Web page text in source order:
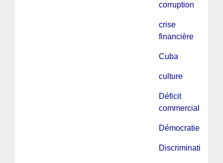
corruption
crise
financière
Cuba
culture
Déficit
commercial
Démocratie
Discriminations